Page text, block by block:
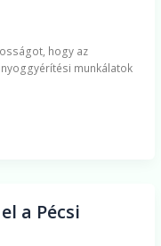
hogy az
munkálatok
a Pécsi